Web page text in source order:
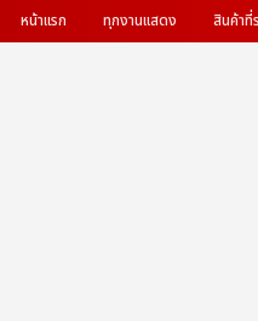
หน้าแรก ทุกงานแสดง สินค้าที่